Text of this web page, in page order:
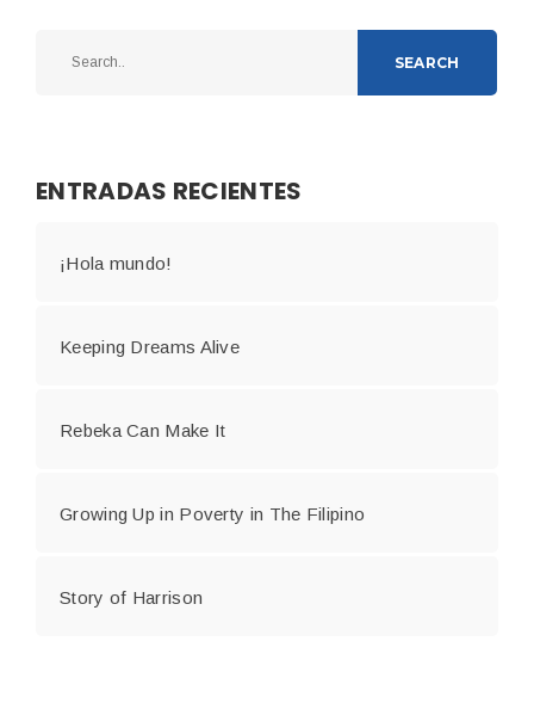
SEARCH
ENTRADAS RECIENTES
¡Hola mundo!
Keeping Dreams Alive
Rebeka Can Make It
Growing Up in Poverty in The Filipino
Story of Harrison